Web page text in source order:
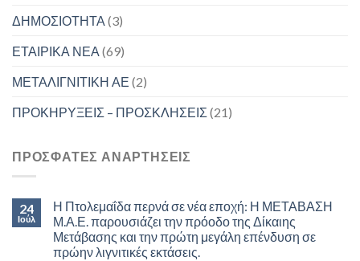
ΔΗΜΟΣΙΟΤΗΤΑ (3)
ΕΤΑΙΡΙΚΑ ΝΕΑ (69)
ΜΕΤΑΛΙΓΝΙΤΙΚΗ ΑΕ (2)
ΠΡΟΚΗΡΥΞΕΙΣ – ΠΡΟΣΚΛΗΣΕΙΣ (21)
ΠΡΟΣΦΑΤΕΣ ΑΝΑΡΤΗΣΕΙΣ
24
Ιούλ
Η Πτολεμαΐδα περνά σε νέα εποχή: Η ΜΕΤΑΒΑΣΗ
Μ.Α.Ε. παρουσιάζει την πρόοδο της Δίκαιης
Μετάβασης και την πρώτη μεγάλη επένδυση σε
πρώην λιγνιτικές εκτάσεις.